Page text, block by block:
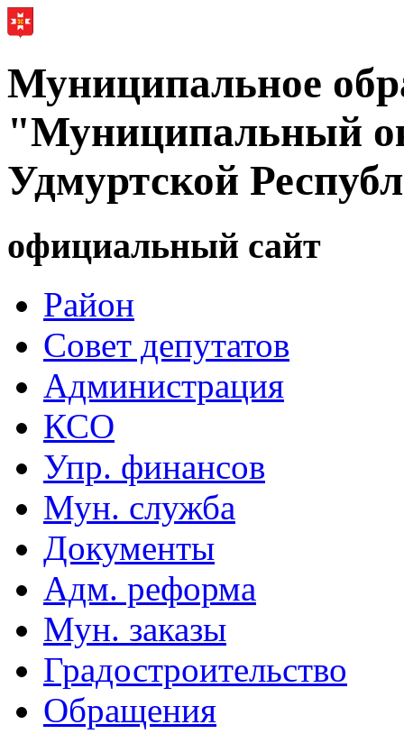
Муниципальное
"Муниципальный
Удмуртской
официальный сайт
Район
Совет депутатов
Администрация
КСО
Упр. финансов
Мун. служба
Документы
Адм. реформа
Мун. заказы
Градостроительство
Обращения